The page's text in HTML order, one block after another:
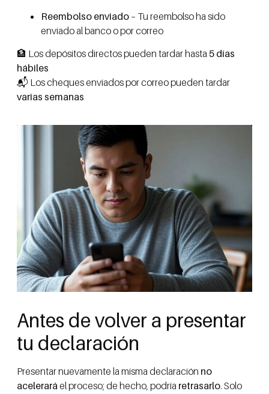
Reembolso enviado – Tu reembolso ha sido
enviado al banco o por correo
🏦 Los depósitos directos pueden tardar hasta 5 días
hábiles
📬 Los cheques enviados por correo pueden tardar
varias semanas
Antes de volver a presentar
tu declaración
Presentar nuevamente la misma declaración no
acelerará el proceso; de hecho, podría retrasarlo. Solo